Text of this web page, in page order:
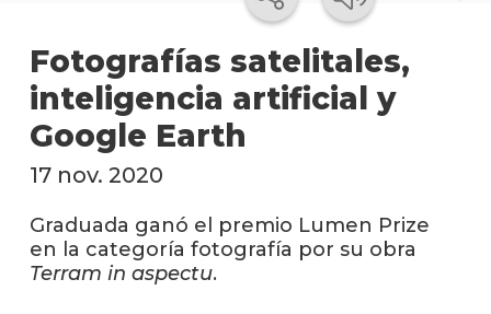
Fotografías satelitales,
inteligencia artificial y
Google Earth
17 nov. 2020
Graduada ganó el premio Lumen Prize
en la categoría fotografía por su obra
Terram in aspectu.